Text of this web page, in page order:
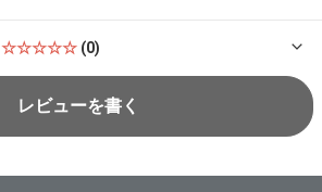
☆☆☆☆☆ (0)
レビューを書く